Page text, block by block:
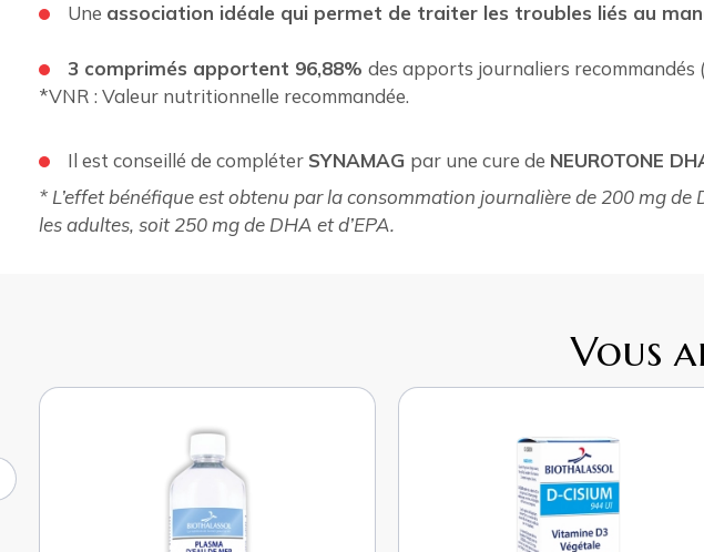
Une association idéale qui permet de traiter les troubles liés au
3 comprimés apportent 96,88%des apports journaliers recommandés
*VNR : Valeur nutritionnelle recommandée.
Il est conseillé de compléter SYNAMAG par une cure de NEUROTONE
* L’effet bénéfique est obtenu par la consommation journalière de 200 mg
les adultes, soit 250 mg de DHA et d’EPA.
Vous